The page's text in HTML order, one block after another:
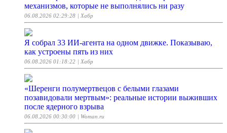
механизмов, которые не выполнялись ни разу
06.08.2026 02:29:28 | Хабр
Я собрал 33 ИИ-агента на одном движке. Показываю,
как устроены пять из них
06.08.2026 01:18:22 | Хабр
«Шеренги полумертвецов с белыми глазами
позавидовали мертвым»: реальные истории выживших
после ядерного взрыва
06.08.2026 00:30:00 | Woman.ru